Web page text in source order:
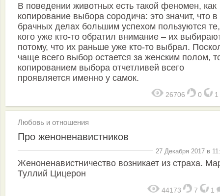
В поведении животных есть такой феномен, как
копирование выбора сородича: это значит, что в
брачных делах большим успехом пользуются
кого уже кто-то обратил внимание – их
потому, что их раньше уже кто-то выбрал.
чаще всего выбор остается за женским полом,
копированием выбора отчетливей всего
проявляется именно у самок.
26706 0 1
Любовь и отношения
Про женоненавистников
27 Декабря 2017 в
Женоненавистничество возникает из страха.
Туллий Цицерон
44173 7 1